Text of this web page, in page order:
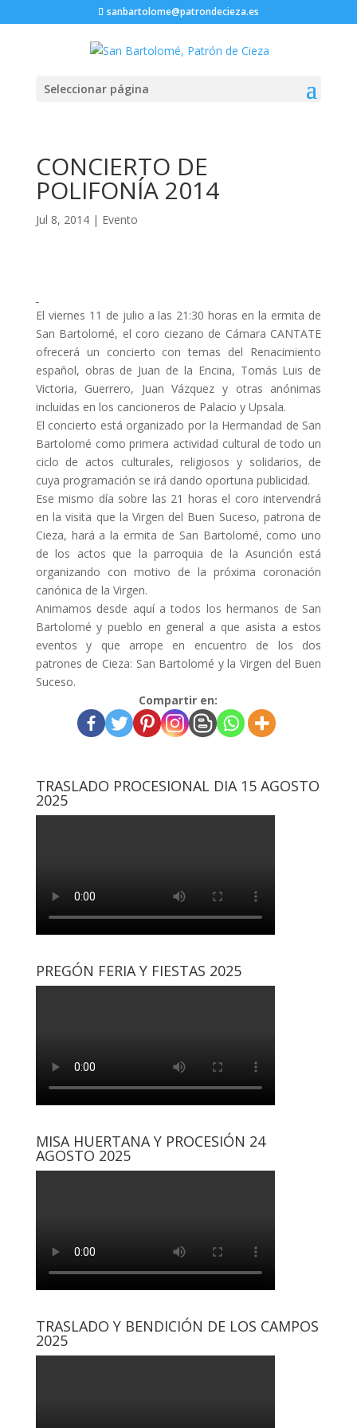
sanbartolome@patrondecieza.es
Seleccionar página
CONCIERTO DE
POLIFONÍA 2014
Jul 8, 2014| Evento
El viernes 11 de julio a las 21:30 horas en la ermita de
San Bartolomé, el coro ciezano de Cámara CANTATE
ofrecerá un concierto con temas del Renacimiento
español, obras de Juan de la Encina, Tomás Luis de
Victoria, Guerrero, Juan Vázquez y otras anónimas
incluidas en los cancioneros de Palacio y Upsala.
El concierto está organizado por la Hermandad de San
Bartolomé como primera actividad cultural de todo un
ciclo de actos culturales, religiosos y solidarios, de
cuya programación se irá dando oportuna publicidad.
Ese mismo día sobre las 21 horas el coro intervendrá
en la visita que la Virgen del Buen Suceso, patrona de
Cieza, hará a la ermita de San Bartolomé, como uno
de los actos que la parroquia de la Asunción está
organizando con motivo de la próxima coronación
canónica de la Virgen.
Animamos desde aquí a todos los hermanos de San
Bartolomé y pueblo en general a que asista a estos
eventos y que arrope en encuentro de los dos
patrones de Cieza: San Bartolomé y la Virgen del Buen
Suceso.
Compartir en:
TRASLADO PROCESIONAL DIA 15 AGOSTO
2025
PREGÓN FERIA Y FIESTAS 2025
MISA HUERTANA Y PROCESIÓN 24
AGOSTO 2025
TRASLADO Y BENDICIÓN DE LOS CAMPOS
2025